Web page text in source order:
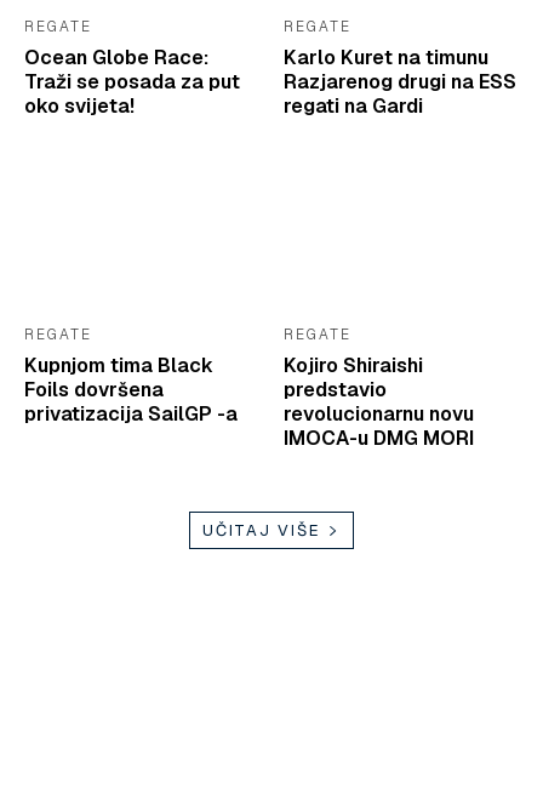
REGATE
Ocean Globe Race:
Traži se posada za put
oko svijeta!
REGATE
Karlo Kuret na timunu
Razjarenog drugi na ESS
regati na Gardi
REGATE
Kupnjom tima Black
Foils dovršena
privatizacija SailGP -a
REGATE
Kojiro Shiraishi
predstavio
revolucionarnu novu
IMOCA-u DMG MORI
UČITAJ VIŠE